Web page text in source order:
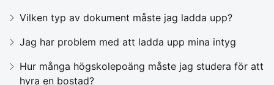
Vilken typ av dokument måste jag ladda upp?
Jag har problem med att ladda upp mina intyg
Hur många högskolepoäng måste jag studera för att
hyra en bostad?